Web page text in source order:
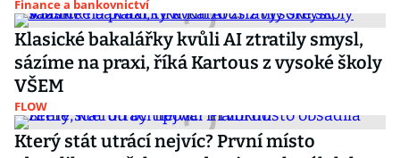
Finance a bankovnictví
Klasické bakalářky kvůli AI ztratily smysl,
sázíme na praxi, říká Kartous z vysoké školy
VŠEM
FLOW
Který stát utrácí nejvíc? První místo